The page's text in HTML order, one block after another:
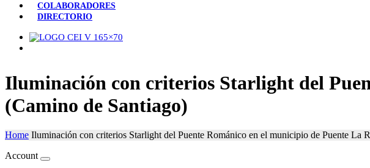
COLABORADORES
DIRECTORIO
Iluminación con criterios Starlight del
(Camino de Santiago)
Home Iluminación con criterios Starlight del Puente Románico en el municipio de Puente La
Account